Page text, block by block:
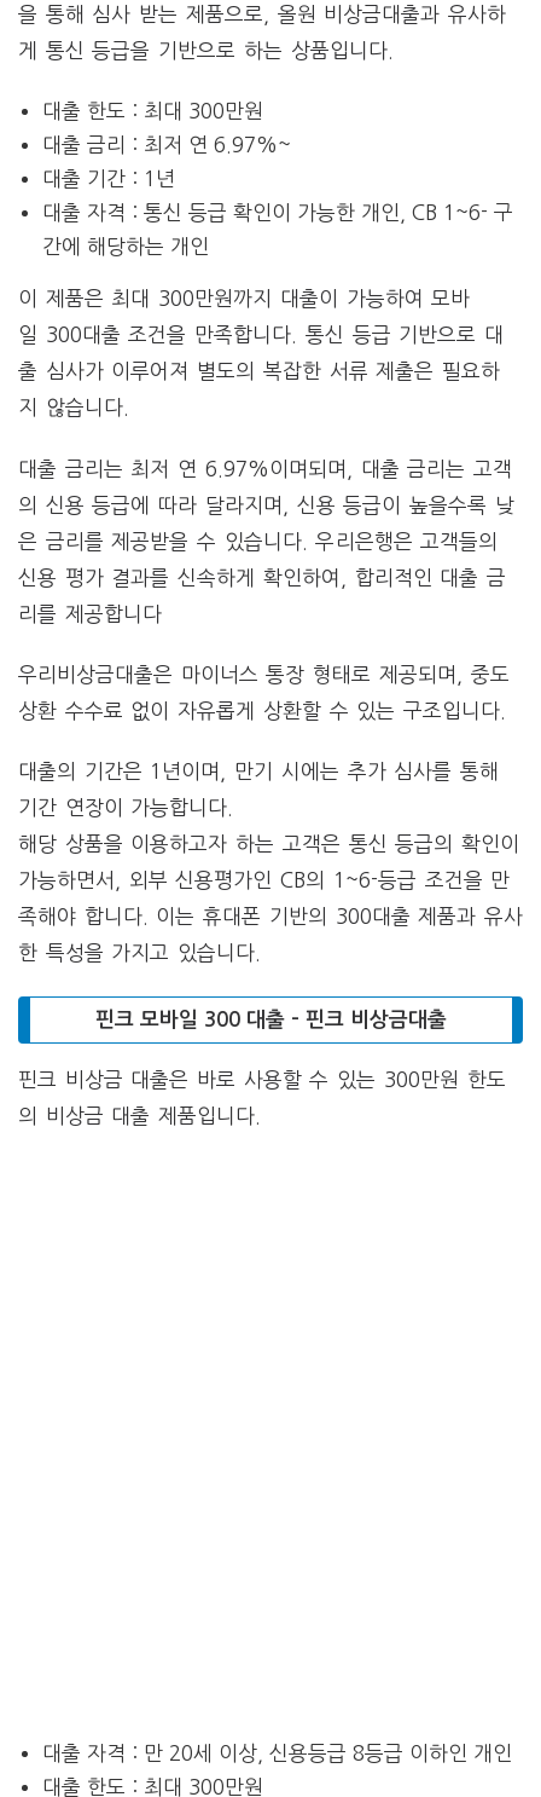
을 통해 심사 받는 제품으로, 올원 비상금대출과 유사하
게 통신 등급을 기반으로 하는 상품입니다.
대출 한도 : 최대 300만원
대출 금리 : 최저 연 6.97%~
대출 기간 : 1년
대출 자격 : 통신 등급 확인이 가능한 개인, CB 1~6- 구
간에 해당하는 개인
이 제품은 최대 300만원까지 대출이 가능하여 모바
일 300대출 조건을 만족합니다. 통신 등급 기반으로 대
출 심사가 이루어져 별도의 복잡한 서류 제출은 필요하
지 않습니다.
대출 금리는 최저 연 6.97%이며되며, 대출 금리는 고객
의 신용 등급에 따라 달라지며, 신용 등급이 높을수록 낮
은 금리를 제공받을 수 있습니다. 우리은행은 고객들의
신용 평가 결과를 신속하게 확인하여, 합리적인 대출 금
리를 제공합니다
우리비상금대출은 마이너스 통장 형태로 제공되며, 중도
상환 수수료 없이 자유롭게 상환할 수 있는 구조입니다.
대출의 기간은 1년이며, 만기 시에는 추가 심사를 통해
기간 연장이 가능합니다.
해당 상품을 이용하고자 하는 고객은 통신 등급의 확인이
가능하면서, 외부 신용평가인 CB의 1~6-등급 조건을 만
족해야 합니다. 이는 휴대폰 기반의 300대출 제품과 유사
한 특성을 가지고 있습니다.
핀크 모바일 300 대출 – 핀크 비상금대출
핀크 비상금 대출은 바로 사용할 수 있는 300만원 한도
의 비상금 대출 제품입니다.
대출 자격 : 만 20세 이상, 신용등급 8등급 이하인 개인
대출 한도 : 최대 300만원